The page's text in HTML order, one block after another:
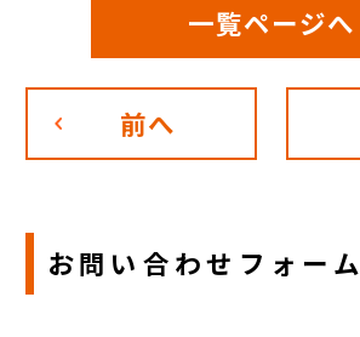
前へ
一覧ページへ
お問い合わせフォーム